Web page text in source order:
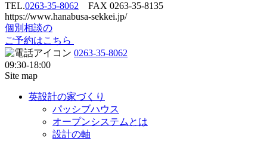
TEL.0263-35-8062 FAX 0263-35-8135
https://www.hanabusa-sekkei.jp/
個別相談の
ご予約はこちら
0263-35-8062
09:30-18:00
Site map
英設計の家づくり
パッシブハウス
オープンシステムとは
設計の軸